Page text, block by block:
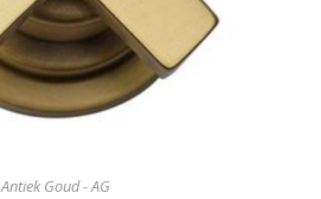
Antiek Goud - AG